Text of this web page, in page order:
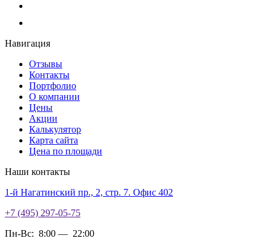
Навигация
Отзывы
Контакты
Портфолио
О компании
Цены
Акции
Калькулятор
Карта сайта
Цена по площади
Наши контакты
1-й Нагатинский пр., 2, стр. 7. Офис 402
+7 (495) 297-05-75
Пн-Вс: 8:00 — 22:00